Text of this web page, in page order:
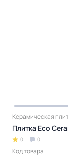
Керамическая
Плитка Eco
0 0
Код товара